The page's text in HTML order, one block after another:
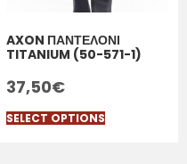
AXON ΠΑΝΤΕΛΟΝΙ
TITANIUM (50-571-1)
37,50€
SELECT OPTIONS